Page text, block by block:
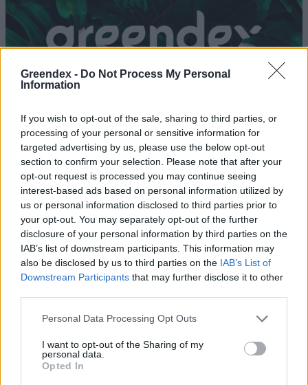
Greendex - Do Not Process My Personal
Information
If you wish to opt-out of the sale, sharing to third parties, or
processing of your personal or sensitive information for
targeted advertising by us, please use the below opt-out
section to confirm your selection. Please note that after your
opt-out request is processed you may continue seeing
interest-based ads based on personal information utilized by
us or personal information disclosed to third parties prior to
your opt-out. You may separately opt-out of the further
disclosure of your personal information by third parties on the
IAB’s list of downstream participants. This information may
also be disclosed by us to third parties on the IAB’s List of
Downstream Participants that may further disclose it to other
Personal Data Processing Opt Outs
I want to opt-out of the Sharing of my
personal data.
Opted In
Újfajta napelem a láthatáron
Szemle
Egy kutatás a „csodaanyag”
segítségével forradalmasíthatja a
napenergiát
Szemle
Hajból készülhetnek az